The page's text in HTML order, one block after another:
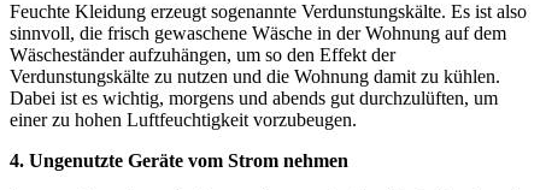
Feuchte Kleidung erzeugt sogenannte Verdunstungskälte. Es ist also
sinnvoll, die frisch gewaschene Wäsche in der Wohnung auf dem
Wäscheständer aufzuhängen, um so den Effekt der
Verdunstungskälte zu nutzen und die Wohnung damit zu kühlen.
Dabei ist es wichtig, morgens und abends gut durchzulüften, um
einer zu hohen Luftfeuchtigkeit vorzubeugen.
4. Ungenutzte Geräte vom Strom nehmen